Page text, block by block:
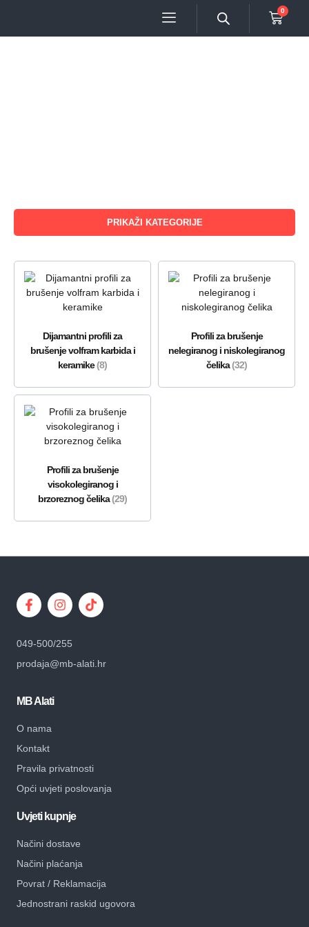
0
PRIKAŽI KATEGORIJE
Dijamantni profili za
brušenje volfram karbida i
keramike(8)
Profili za brušenje
nelegiranog i niskolegiranog
čelika(32)
Profili za brušenje
visokolegiranog i
brzoreznog čelika(29)
049-500/255
prodaja@mb-alati.hr
MB Alati
O nama
Kontakt
Pravila privatnosti
Opći uvjeti poslovanja
Uvjeti kupnje
Načini dostave
Načini plaćanja
Povrat / Reklamacija
Jednostrani raskid ugovora